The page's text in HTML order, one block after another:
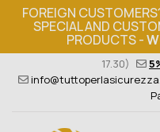
FOREIGN
SPECIAL AND
PRODUCTS -
Ordine minimo 149€+iva
17.30)